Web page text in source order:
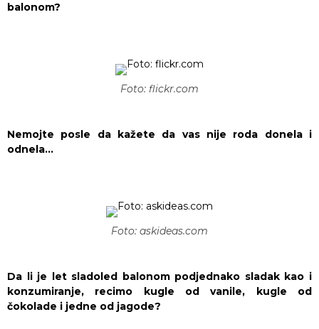
balonom?
Foto: flickr.com
Nemojte posle da kažete da vas nije roda donela i
odnela…
Foto: askideas.com
Da li je let sladoled balonom podjednako sladak kao i
konzumiranje, recimo kugle od vanile, kugle od
čokolade i jedne od jagode?